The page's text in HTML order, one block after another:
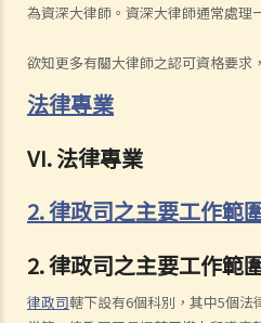
為資深大律師。資深大律師通常處理
欲知更多有關大律師之認可資格要求
法律專業
VI. 法律專業
2. 律政司之主要工作範
2. 律政司之主要工作範
律政司轄下設有6個科別，其中5個法